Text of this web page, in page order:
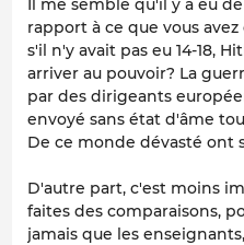
Il me semble qu'il y a eu
rapport à ce que vous
s'il n'y avait pas eu 14-18,
arriver au pouvoir? La
par des dirigeants
envoyé sans état d'âme
De ce monde dévasté ont
D'autre part, c'est moins
faites des comparaisons,
jamais que les